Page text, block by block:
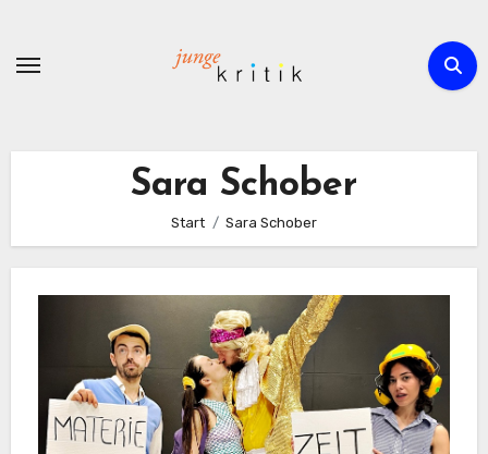
springen
Sara Schober
Start Sara Schober